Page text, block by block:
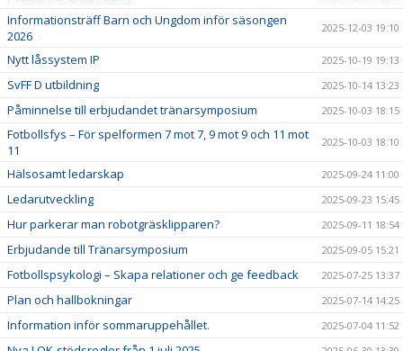
Informationsträff Barn och Ungdom inför säsongen
2026
2025-12-03 19:10
Nytt låssystem IP 2025-10-19 19:13
SvFF D utbildning 2025-10-14 13:23
Påminnelse till erbjudandet tränarsymposium 2025-10-03 18:15
Fotbollsfys – För spelformen 7 mot 7, 9 mot 9 och 11 mot
11
2025-10-03 18:10
Hälsosamt ledarskap 2025-09-24 11:00
Ledarutveckling 2025-09-23 15:45
Hur parkerar man robotgräsklipparen? 2025-09-11 18:54
Erbjudande till Tränarsymposium 2025-09-05 15:21
Fotbollspsykologi – Skapa relationer och ge feedback 2025-07-25 13:37
Plan och hallbokningar 2025-07-14 14:25
Information inför sommaruppehållet. 2025-07-04 11:52